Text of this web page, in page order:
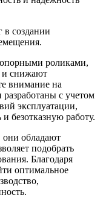
в создании
роликами,
и снижают
внимание на
с учетом
эксплуатации,
безотказную работу.
они обладают
подобрать
Благодаря
оптимальное